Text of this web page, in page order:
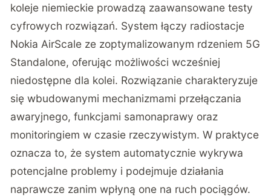
koleje niemieckie prowadzą zaawansowane testy
cyfrowych rozwiązań. System łączy radiostacje
Nokia AirScale ze zoptymalizowanym rdzeniem 5G
Standalone, oferując możliwości wcześniej
niedostępne dla kolei. Rozwiązanie charakteryzuje
się wbudowanymi mechanizmami przełączania
awaryjnego, funkcjami samonaprawy oraz
monitoringiem w czasie rzeczywistym. W praktyce
oznacza to, że system automatycznie wykrywa
potencjalne problemy i podejmuje działania
naprawcze zanim wpłyną one na ruch pociągów.